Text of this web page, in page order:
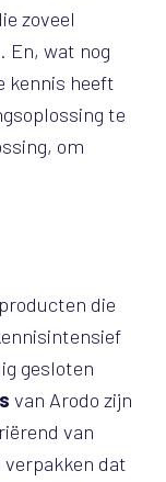
zoveel
En, wat nog
kennis heeft
te
om
die
gesloten
van Arodo zijn
van
verpakken dat